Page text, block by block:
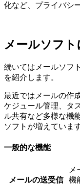
化など、プライバシ
メールソフト
続いてはメールソフ
を紹介します。
最近ではメールの作
ケジュール管理、タ
ル共有など多様な機
ソフトが増えています
一般的な機能
メールの送受信
メ
機